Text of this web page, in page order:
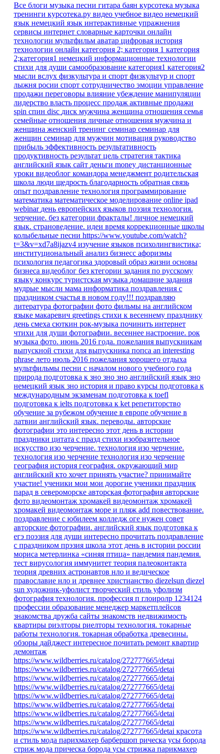
Все блоги музыка песни гитара баян курсотека музыка
тренинги курсотека.ру видео учебное видео немецкий
язык немецкий язык интерактивные упражнения
сервисы интернет словарные карточки онлайн
технологии мультфильм аватар цифровая история
технологии онлайн категория 2; категория 1 категория
2;категория1 немецкий информационные технологии
стихи для души самообразование категория1 категория2
мысли вслух физкультура и спорт физкультур и спорт
лыжня росии спорт сотрудничество эмоции управление
продажи переговоры влияние убеждение манипуляции
лидерство власть процесс продаж активные продажи
spin спин disc диск мужчина женщина отношения семья
семейные отношения личные отношения мужчина и
женщина женский тренинг семинар семинар для
женщин семинар для мужчин мотивация руководство
прибыль эффективность результативность
продуктивность результат цель стратегия тактика
английский язык сайт деньги money дистанционные
уроки видеоблог командора менеджмент родительская
школа люди щедрость благодарность обратная связь
опыт поздравление технология программирование
математика математическое моделирование online ipad
webinar день европейских языков поэзия технология.
черчение. без категории фракталы! личное немецкий
язык. страноведение. идеи время коррекционные школы
колыбельные песни https://www.youtube.com/watch?
t=3&v=xd7a8ijazv4 изучение языков психолингвистика;
институциональный анализ бизнесс афоризмы
психология педагогика здоровый образ жизни основы
бизнеса видеоблог без ктегории задания по русскому
языку конкурс туристская музыка домашние задания
мудрые мысли мама информатика поздравления с
праздником счастья в новом году!!! поздравляю
литература фотографии фото фильмы на английском
языке макаревич greetings стихи к весеннему празднику
день смеха сюткин рок-музыка починить интернет
чтихи для души фотографии. весеннее настроение. рок
музыка фото. июнь 2016 года. пожелания выпускникам
выпускной стихи для выпускника попса an interesting
phrase лето июль 2016 пожелания хорошего отдыха
мультфильмы песни с началом нового учебного года
природа подготовка к зно зно зно английский язык зно
немецкий язык зно история и право курсы подготовка к
международным экзаменам подготовка к toefl
подготовка к ielts подготовка к ket репетиторство
обучение за рубежом обучение в европе обучение в
латвии английский язык. переводы. авторские
фотографии это интересно этот день в истории
праздники цитата с празд стихи изобразительное
искусство изо черчение. технология изо черчение.
технология изо черчение технология изо черчение
география история география. окружающий мир
английский кто хочет принять участие? принимайте
участие! ученики мои мои дорогие ученики праздник
парад в североморске авторская фотография авторские
фото видеомонтаж хромакей видеомонтаж хромакей
хромакей видеомонтаж море и пляж add повествование.
поздравление с юбилеем колледж оге нужен совет
авторские фотографии. английский язык подготовка к
егэ поэзия для души интересно прочитать поздравление
с праздником прэзия школа этот день в истории россии
мориса метерлинка «синяя птица» пандемия пандемия.
тест вирусология иммунитет теория палеоконтакта
теория древних астронавтов нло и ведическое
православие нло и древнее христианство diezelsun diezel
sun художник-уфолист творческий стиль уфолизм
фотография технология. профессия п глоиролр 1234124
профессии образование менеджер маркетплейсов
знакомства дружба сайты знакомств недвижимость
квартиры риэлторы риелторы технология. токарные
работы технология. токарная обработка древесины.
обзоры дайджест интересное почитать ремонт квартир
демонтаж
https://www.wildberries.ru/catalog/272777665/detai
https://www.wildberries.ru/catalog/272777665/detai
https://www.wildberries.ru/catalog/272777665/detai
https://www.wildberries.ru/catalog/272777665/detai
https://www.wildberries.ru/catalog/272777665/detai
https://www.wildberries.ru/catalog/272777665/detai
https://www.wildberries.ru/catalog/272777665/detai
https://www.wildberries.ru/catalog/272777665/detai
https://www.wildberries.ru/catalog/272777665/detai красота
и стиль мода парихмахер барбершоп рическа усы борода
стриж мода прическа борода усы стрижка парикмахер